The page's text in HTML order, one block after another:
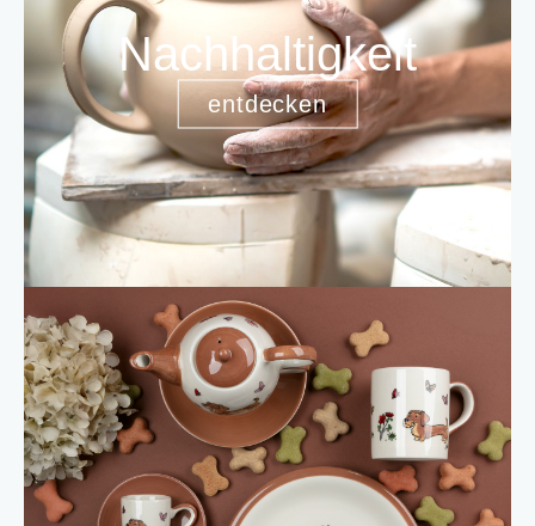
Nachhaltigkeit
entdecken